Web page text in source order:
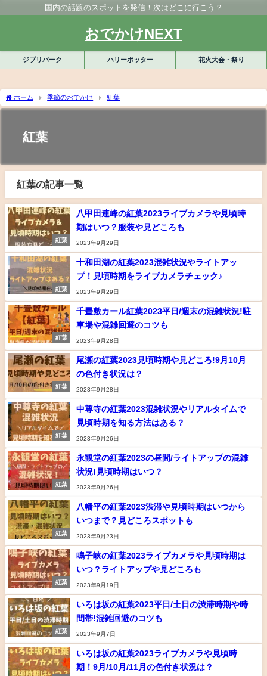
国内の話題のスポットを発信！次はどこに行こう？
おでかけNEXT
ジブリパーク ハリーポッター 花火大会・祭り
ホーム 季節のおでかけ 紅葉
紅葉
紅葉の記事一覧
紅葉
八甲田連峰の紅葉2023ライブカメラや見頃時
期はいつ？服装や見どころも
2023年9月29日
紅葉
十和田湖の紅葉2023混雑状況やライトアッ
プ！見頃時期をライブカメラチェック♪
2023年9月29日
紅葉
千畳敷カール紅葉2023平日/週末の混雑状況!駐
車場や混雑回避のコツも
2023年9月28日
紅葉
尾瀬の紅葉2023見頃時期や見どころ!9月10月
の色付き状況は？
2023年9月28日
紅葉
中尊寺の紅葉2023混雑状況やリアルタイムで
見頃時期を知る方法はある？
2023年9月26日
紅葉
永観堂の紅葉2023の昼間/ライトアップの混雑
状況!見頃時期はいつ？
2023年9月26日
紅葉
八幡平の紅葉2023渋滞や見頃時期はいつから
いつまで？見どころスポットも
2023年9月23日
紅葉
鳴子峡の紅葉2023ライブカメラや見頃時期は
いつ？ライトアップや見どころも
2023年9月19日
紅葉
いろは坂の紅葉2023平日/土日の渋滞時期や時
間帯!混雑回避のコツも
2023年9月7日
いろは坂の紅葉2023ライブカメラや見頃時
期！9月/10月/11月の色付き状況は？